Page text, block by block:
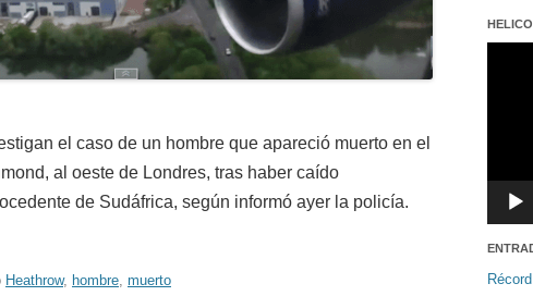
el caso de un hombre que apareció muerto en el
al oeste de Londres, tras haber caído
de Sudáfrica, según informó ayer la policía.
Heathrow, hombre muerto